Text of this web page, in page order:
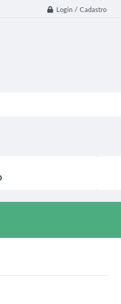
Login / Cadastro